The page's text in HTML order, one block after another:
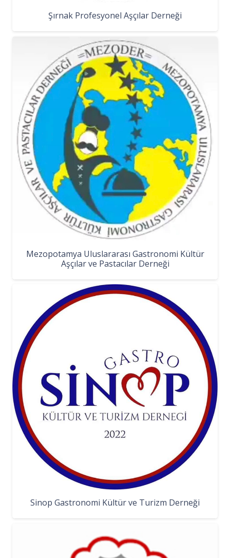
Şırnak Profesyonel Aşçılar Derneği
Mezopotamya Uluslararası Gastronomi Kültür
Aşçılar ve Pastacılar Derneği
Sinop Gastronomi Kültür ve Turizm Derneği